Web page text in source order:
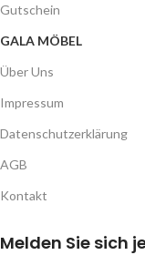
Gutschein
GALA MÖBEL
Über Uns
Impressum
Datenschutzerklärung
AGB
Kontakt
Melden Sie sich